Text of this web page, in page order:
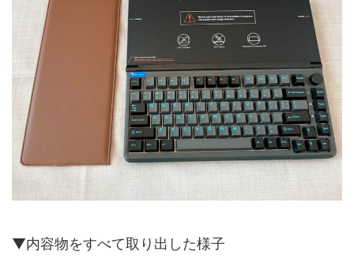
▼内容物をすべて取り出した様子